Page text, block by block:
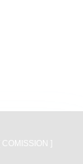
[ COMISSION ]